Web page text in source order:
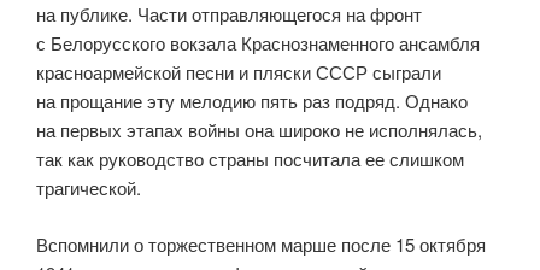
на публике. Части отправляющегося на фронт
с Белорусского вокзала Краснознаменного ансамбля
красноармейской песни и пляски СССР сыграли
на прощание эту мелодию пять раз подряд. Однако
на первых этапах войны она широко не исполнялась,
так как руководство страны посчитала ее слишком
трагической.
Вспомнили о торжественном марше после 15 октября